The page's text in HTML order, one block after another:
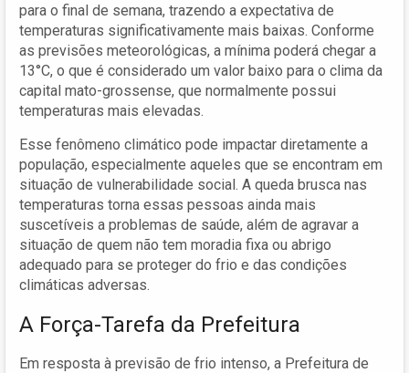
para o final de semana, trazendo a expectativa de
temperaturas significativamente mais baixas. Conforme
as previsões meteorológicas, a mínima poderá chegar a
13°C, o que é considerado um valor baixo para o clima da
capital mato-grossense, que normalmente possui
temperaturas mais elevadas.
Esse fenômeno climático pode impactar diretamente a
população, especialmente aqueles que se encontram em
situação de vulnerabilidade social. A queda brusca nas
temperaturas torna essas pessoas ainda mais
suscetíveis a problemas de saúde, além de agravar a
situação de quem não tem moradia fixa ou abrigo
adequado para se proteger do frio e das condições
climáticas adversas.
A Força-Tarefa da Prefeitura
Em resposta à previsão de frio intenso, a Prefeitura de